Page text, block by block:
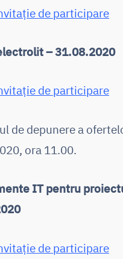
de participare
– 31.08.2020
de participare
de depunere a
ora 11.00.
IT pentru
de participare